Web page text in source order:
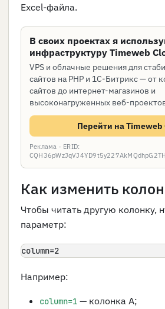
Excel-файла.
В своих проектах я
инфраструктуру Timeweb
VPS и облачные решения для
сайтов на PHP и 1С-Битрикс — от
сайтов до интернет-магазинов и
высоконагруженных веб-
Перейти на Timeweb
Реклама · ERID:
Как изменить
Чтобы читать другую колонку,
параметр:
column=2
Например:
column=1 — колонка A;